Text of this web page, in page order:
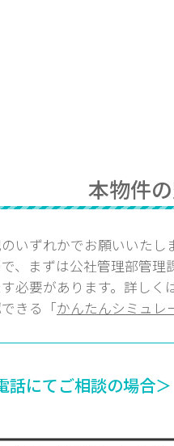
本物件
いずれかでお願いいたし
、まずは公社管理部管理
必要があります。詳しく
きる「かんたんシミュレ
話にてご相談の場合＞